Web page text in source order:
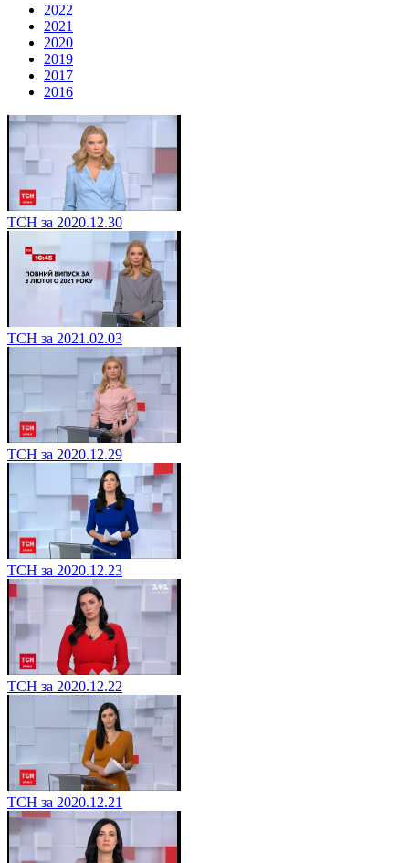
2022
2021
2020
2019
2017
2016
ТСН за 2020.12.30
ТСН за 2021.02.03
ТСН за 2020.12.29
ТСН за 2020.12.23
ТСН за 2020.12.22
ТСН за 2020.12.21